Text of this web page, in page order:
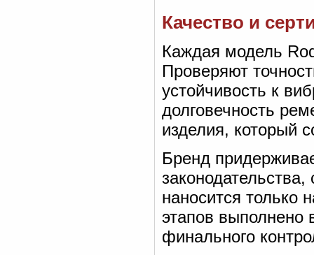
Качество и
Каждая модель
Проверяют
устойчивость к
долговечность
изделия, который
Бренд
наносится только
этапов выполнено
финального